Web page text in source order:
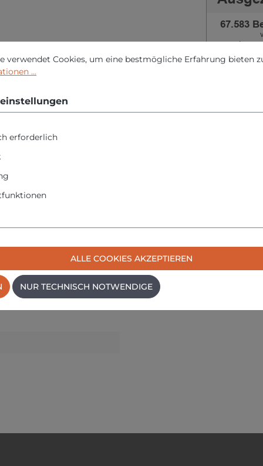
Akku
Ladegerät - 29862"
und andere schwer zugängliche Stellen. Hohe Leistung
Spannzange.
36.
Cookies, um eine bestmögliche Erfahrung bieten zu
verwendet Cookies, um eine bestmögliche Erfahrung bieten
...
erforderlich
ALLE COOKIES AKZEPTIEREN
NUR TECHNISCH NOTWENDIGE